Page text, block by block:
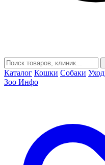
Каталог Кошки Собаки Уход
Зоо Инфо